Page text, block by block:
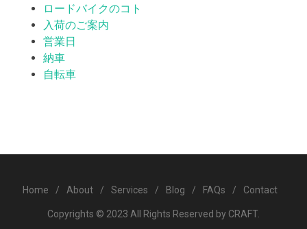
ロードバイクのコト
入荷のご案内
営業日
納車
自転車
Home / About / Services / Blog / FAQs / Contact
Copyrights © 2023 All Rights Reserved by CRAFT.